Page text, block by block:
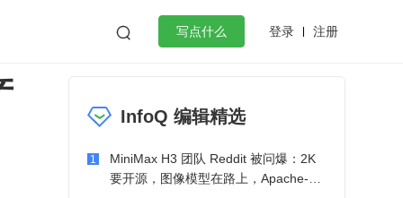
 写点什么 登录 注册
作
微服务架构 flutter
InfoQ 编辑精选
1
MiniMax H3 团队 Reddit 被问爆：2K
要开源，图像模型在路上，Apache-2.0